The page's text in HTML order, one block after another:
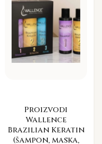
Proizvodi
Wallence
Brazilian Keratin
(šampon, maska,